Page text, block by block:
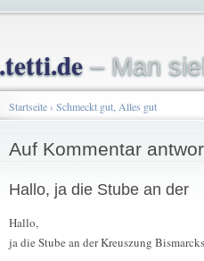
– Man
Startseite› Schmeckt gut, Alles gut
Auf Kommentar
Hallo, ja die Stube an der
Hallo,
ja die Stube an der Kreuszung